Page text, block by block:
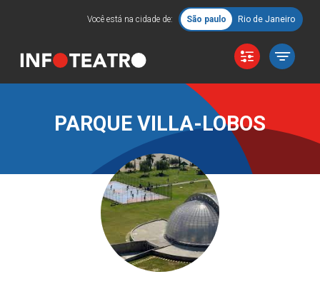
Você está na cidade de: São paulo Rio de Janeiro
PARQUE VILLA-LOBOS